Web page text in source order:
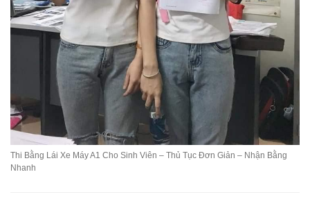
Thi Bằng Lái Xe Máy A1 Cho Sinh Viên – Thủ Tục Đơn Giản – Nhận Bằng
Nhanh